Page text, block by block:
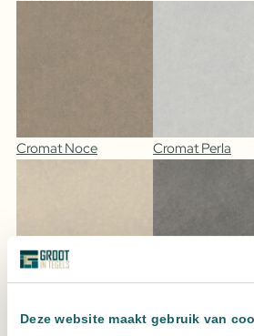
Deze website maakt gebruik van
Cromat Noce Cromat Perla